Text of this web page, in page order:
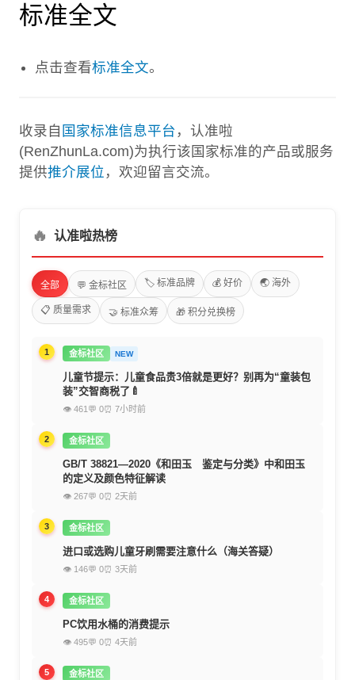
标准全文
点击查看标准全文。
收录自 国家标准信息平台 ，认准啦
(RenZhunLa.com)为执行该国家标准的产品或服务
提供推介展位 ，欢迎留言交流。
🔥 认准啦热榜
全部 💬 金标社区 🏷️ 标准品牌 💰 好价 🌏 海外
📋 质量需求 🤝 标准众筹 🎁 积分兑换榜
1 金标社区 NEW
儿童节提示：儿童食品贵3倍就是更好？别再为“童装包
装”交智商税了🍼
👁 461 💬 0⏰ 7小时前
2 金标社区
GB/T 38821—2020《和田玉 鉴定与分类》中和田玉
的定义及颜色特征解读
👁 267💬 0⏰ 2天前
3 金标社区
进口或选购儿童牙刷需要注意什么（海关答疑）
👁 146💬 0⏰ 3天前
4 金标社区
PC饮用水桶的消费提示
👁 495💬 0⏰ 4天前
5 金标社区